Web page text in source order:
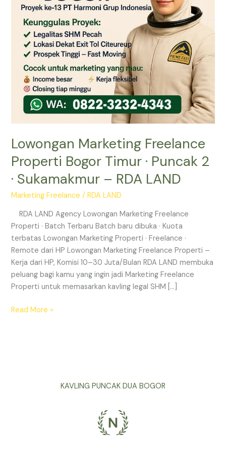
Lowongan Marketing Freelance
Properti Bogor Timur · Puncak 2
· Sukamakmur – RDA LAND
Marketing Freelance /RDA LAND
RDA LAND Agency Lowongan Marketing Freelance
Properti · Batch Terbaru Batch baru dibuka · Kuota
terbatas Lowongan Marketing Properti · Freelance ·
Remote dari HP Lowongan Marketing Freelance Properti –
Kerja dari HP, Komisi 10–30 Juta/Bulan RDA LAND membuka
peluang bagi kamu yang ingin jadi Marketing Freelance
Properti untuk memasarkan kavling legal SHM […]
Puncak
Sukamakmur
RDA
LAND
Read More »
KAVLING PUNCAK DUA BOGOR